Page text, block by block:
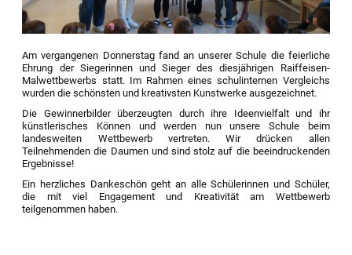
Am vergangenen Donnerstag fand an unserer Schule die feierliche
Ehrung der Siegerinnen und Sieger des diesjährigen Raiffeisen-
Malwettbewerbs statt. Im Rahmen eines schulinternen Vergleichs
wurden die schönsten und kreativsten Kunstwerke ausgezeichnet.
Die Gewinnerbilder überzeugten durch ihre Ideenvielfalt und ihr
künstlerisches Können und werden nun unsere Schule beim
landesweiten Wettbewerb vertreten. Wir drücken allen
Teilnehmenden die Daumen und sind stolz auf die beeindruckenden
Ergebnisse!
Ein herzliches Dankeschön geht an alle Schülerinnen und Schüler,
die mit viel Engagement und Kreativität am Wettbewerb
teilgenommen haben.